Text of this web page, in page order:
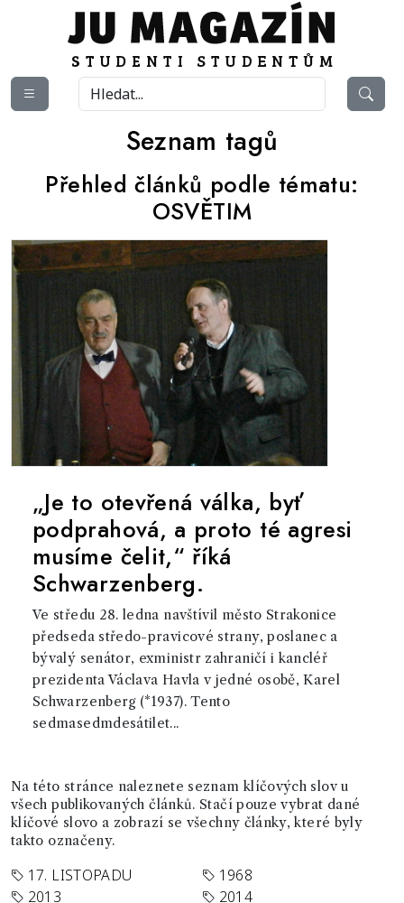
Seznam tagů
Přehled článků podle tématu:
OSVĚTIM
„Je to otevřená válka, byť
podprahová, a proto té agresi
musíme čelit,“ říká
Schwarzenberg.
Ve středu 28. ledna navštívil město Strakonice
předseda středo-pravicové strany, poslanec a
bývalý senátor, exministr zahraničí i kancléř
prezidenta Václava Havla v jedné osobě, Karel
Schwarzenberg (*1937). Tento
sedmasedmdesátilet...
Na této stránce naleznete seznam klíčových slov u
všech publikovaných článků. Stačí pouze vybrat dané
klíčové slovo a zobrazí se všechny články, které byly
takto označeny.
17. LISTOPADU
1968
2013
2014